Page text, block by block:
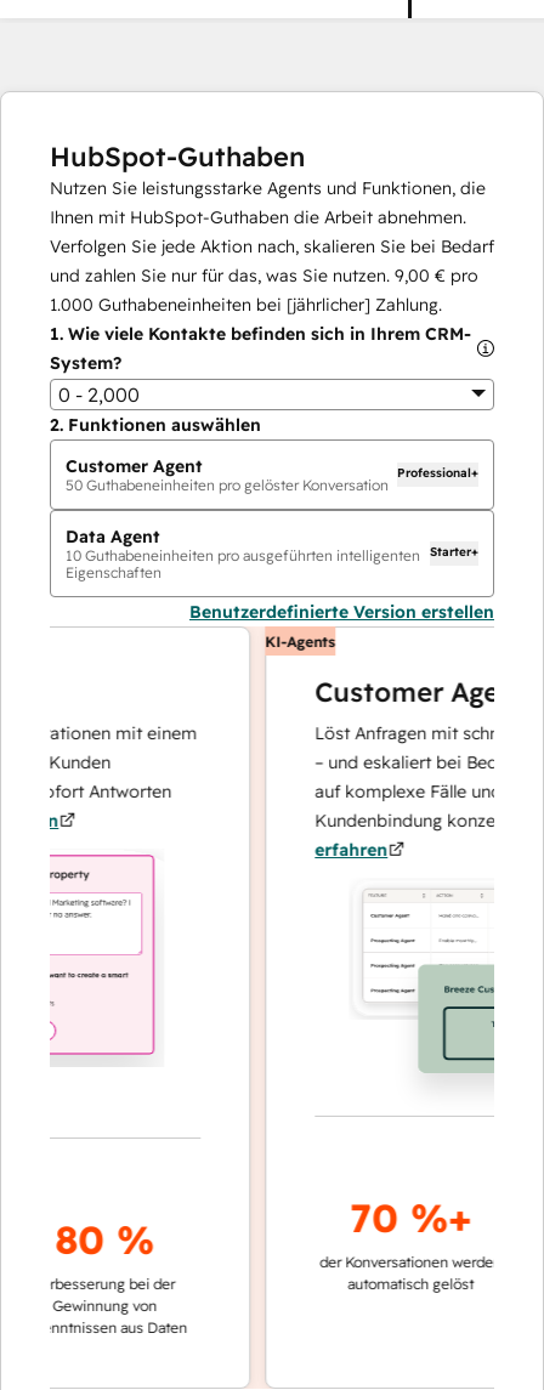
HubSpot-Guthaben
Nutzen Sie leistungsstarke Agents und Funktionen, die
Ihnen mit HubSpot-Guthaben die Arbeit abnehmen.
Verfolgen Sie jede Aktion nach, skalieren Sie bei Bedarf
und zahlen Sie nur für das, was Sie nutzen. 9,00 € pro
1.000 Guthabeneinheiten bei [jährlicher] Zahlung.
1. Wie viele Kontakte befinden sich in Ihrem CRM-
System?
0 - 2,000
2. Funktionen auswählen
Customer Agent
50 Guthabeneinheiten pro gelöster Konversation
Professional+
Data Agent
10 Guthabeneinheiten pro ausgeführten intelligenten
Eigenschaften
Starter+
Benutzerdefinierte Version erstellen
mit einem
Kunden
Antworten
80 %
bei der
Gewinnung von
aus Daten
KI-Agents
Customer Agent
Löst Anfragen mit schnellen,
– und eskaliert bei Bedarf,
auf komplexe Fälle und den
Kundenbindung konzentrieren
erfahren
70 %+
der Konversationen werden
automatisch gelöst